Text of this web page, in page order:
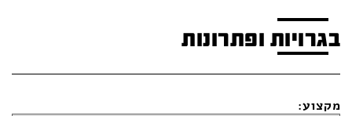
בגרויות ופתרונות
מקצוע: